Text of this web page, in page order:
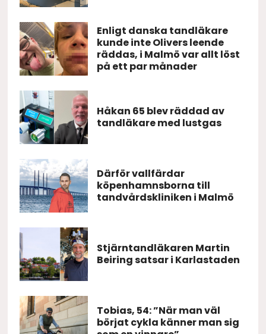
Enligt danska tandläkare
kunde inte Olivers leende
räddas, i Malmö var allt löst
på ett par månader
Håkan 65 blev räddad av
tandläkare med lustgas
Därför vallfärdar
köpenhamnsborna till
tandvårdskliniken i Malmö
Stjärntandläkaren Martin
Beiring satsar i Karlastaden
Tobias, 54: ”När man väl
börjat cykla känner man sig